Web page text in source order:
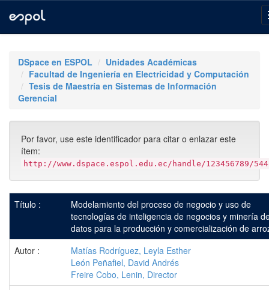
navigationDSpace en ESPOL
Unidades Académicas
Facultad de Ingeniería en Electricidad y Computación
Tesis de Maestría en Sistemas de Información
Gerencial
Por favor, use este identificador para citar o enlazar este
ítem:
http://www.dspace.espol.edu.ec/handle/123456789/
Título :
Modelamiento del proceso de negocio y uso de
tecnologías de inteligencia de negocios y minería
datos para la producción y comercialización de
Autor :
Matías Rodríguez, Leyla Esther
León Peñafiel, David Andrés
Freire Cobo, Lenin, Director